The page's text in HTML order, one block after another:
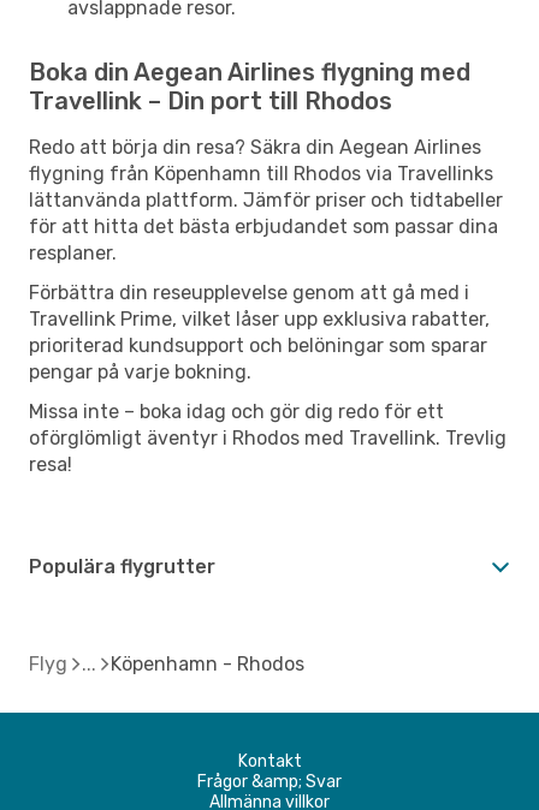
avslappnade resor.
Boka din Aegean Airlines flygning med
Travellink – Din port till Rhodos
Redo att börja din resa? Säkra din Aegean Airlines
flygning från Köpenhamn till Rhodos via Travellinks
lättanvända plattform. Jämför priser och tidtabeller
för att hitta det bästa erbjudandet som passar dina
resplaner.
Förbättra din reseupplevelse genom att gå med i
Travellink Prime, vilket låser upp exklusiva rabatter,
prioriterad kundsupport och belöningar som sparar
pengar på varje bokning.
Missa inte – boka idag och gör dig redo för ett
oförglömligt äventyr i Rhodos med Travellink. Trevlig
resa!
Populära flygrutter
Flyg Köpenhamn - Rhodos
Kontakt
Frågor &amp; Svar
Allmänna villkor